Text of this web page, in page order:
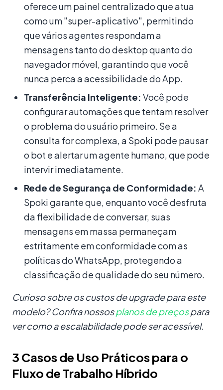
oferece um painel centralizado que atua
como um "super-aplicativo", permitindo
que vários agentes respondam a
mensagens tanto do desktop quanto do
navegador móvel, garantindo que você
nunca perca a acessibilidade do App.
Transferência Inteligente: Você pode
configurar automações que tentam resolver
o problema do usuário primeiro. Se a
consulta for complexa, a Spoki pode pausar
o bot e alertar um agente humano, que pode
intervir imediatamente.
Rede de Segurança de Conformidade: A
Spoki garante que, enquanto você desfruta
da flexibilidade de conversar, suas
mensagens em massa permaneçam
estritamente em conformidade com as
políticas do WhatsApp, protegendo a
classificação de qualidade do seu número.
Curioso sobre os custos de upgrade para este
modelo? Confira nossosplanos de preçospara
ver como a escalabilidade pode ser acessível.
3 Casos de Uso Práticos para o
Fluxo de Trabalho Híbrido